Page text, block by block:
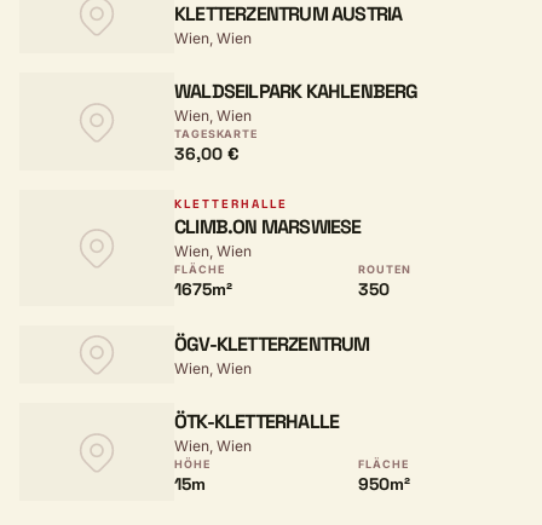
KLETTERZENTRUM AUSTRIA
Wien, Wien
WALDSEILPARK KAHLENBERG
Wien, Wien
TAGESKARTE
36,00 €
KLETTERHALLE
CLIMB.ON MARSWIESE
Wien, Wien
FLÄCHE
1675m²
ROUTEN
350
ÖGV-KLETTERZENTRUM
Wien, Wien
ÖTK-KLETTERHALLE
Wien, Wien
HÖHE
15m
FLÄCHE
950m²